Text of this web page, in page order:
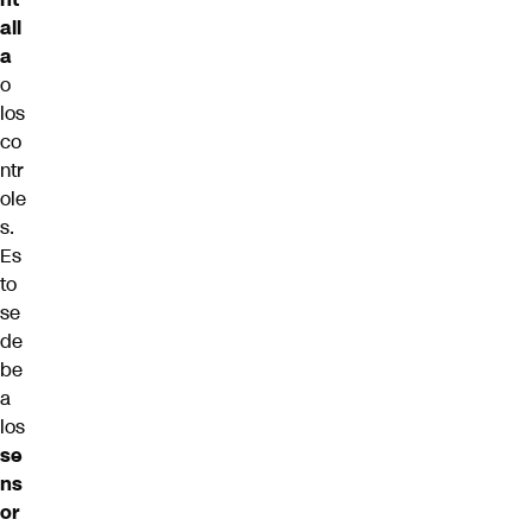
all
a
o
los
co
ntr
ole
s.
Es
to
se
de
be
a
los
se
ns
or